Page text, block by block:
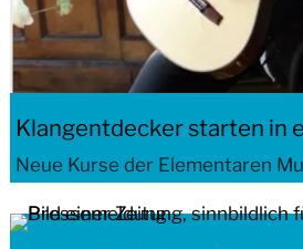
Klangentdecker starten in
Neue Kurse der Elementaren